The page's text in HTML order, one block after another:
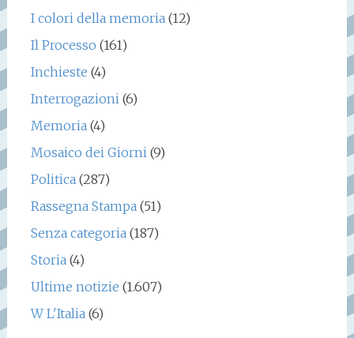
I colori della memoria(12)
Il Processo (161)
Inchieste (4)
Interrogazioni(6)
Memoria(4)
Mosaico dei Giorni(9)
Politica(287)
Rassegna Stampa(51)
Senza categoria(187)
Storia(4)
Ultime notizie (1.607)
W L'Italia(6)